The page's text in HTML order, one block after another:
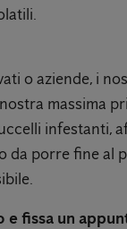
​​o aziende, i
massima
infestanti,
da porre fine al
fissa un